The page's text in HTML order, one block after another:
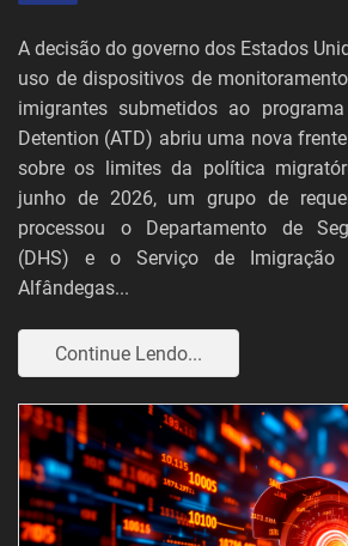
A decisão do governo dos Estados
uso de dispositivos de
imigrantes submetidos ao
Detention (ATD) abriu uma nova
sobre os limites da política
junho de 2026, um grupo de
processou o Departamento de
(DHS) e o Serviço de Imigração
Alfândegas...
Continue Lendo...